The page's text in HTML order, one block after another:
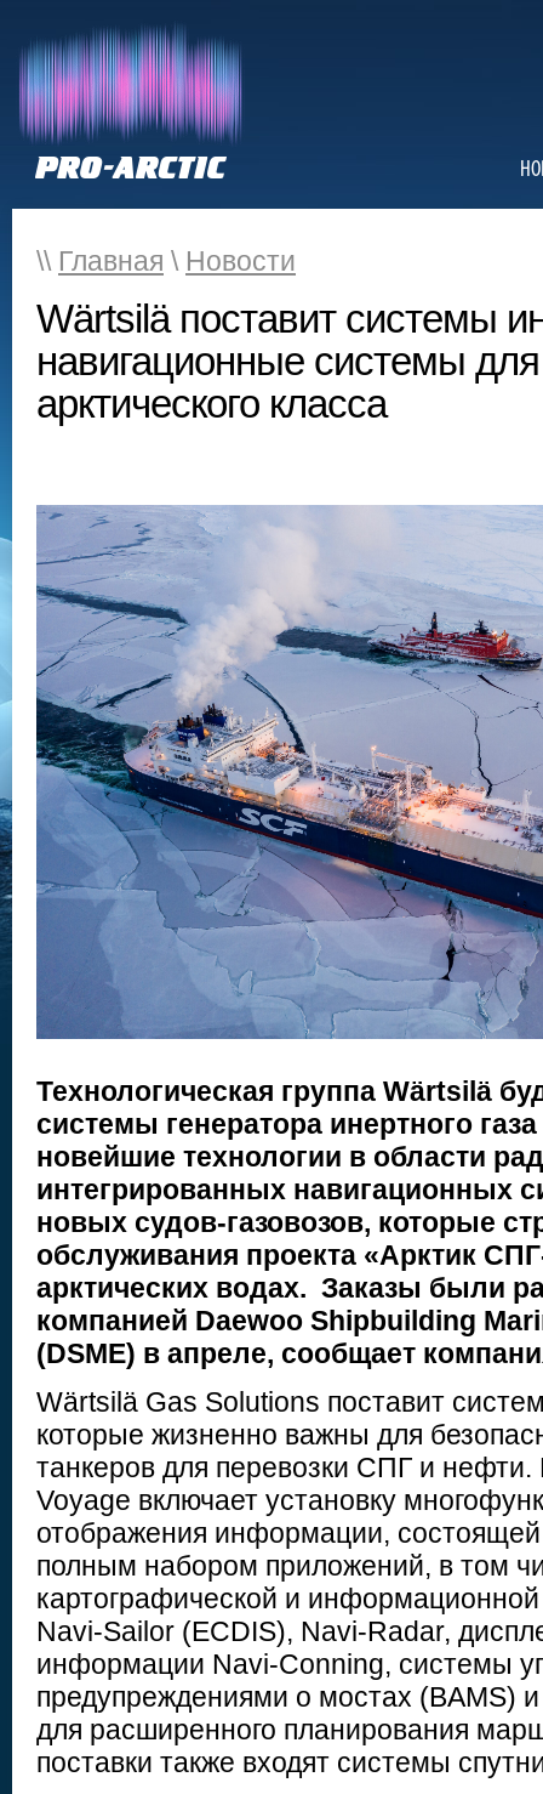
\\ Главная \ Новости
Wärtsilä поставит системы
навигационные системы
арктического класса
Технологическая группа Wärtsilä
системы генератора инертного
новейшие технологии в области
интегрированных навигационных
новых судов-газовозов, которые
обслуживания проекта «Арктик
арктических водах. Заказы были
компанией Daewoo Shipbuilding
(DSME) в апреле, сообщает
Wärtsilä Gas Solutions поставит
которые жизненно важны для
танкеров для перевозки СПГ и нефти.
Voyage включает установку
отображения информации, состоящей
полным набором приложений, в том
картографической и
Navi-Sailor (ECDIS), Navi-Radar,
информации Navi-Conning, системы
предупреждениями о мостах (BAMS)
для расширенного планирования
поставки также входят системы